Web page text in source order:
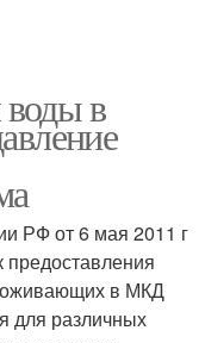
в
РФ от 6 мая 2011 г
в МКД
для различных